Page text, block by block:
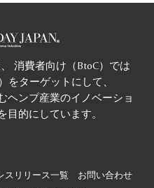
消費者向け（BtoC）では
をターゲットにして、
ヘンプ産業のイノベーショ
目的にしています。
スリリース一覧
お問い合わせ